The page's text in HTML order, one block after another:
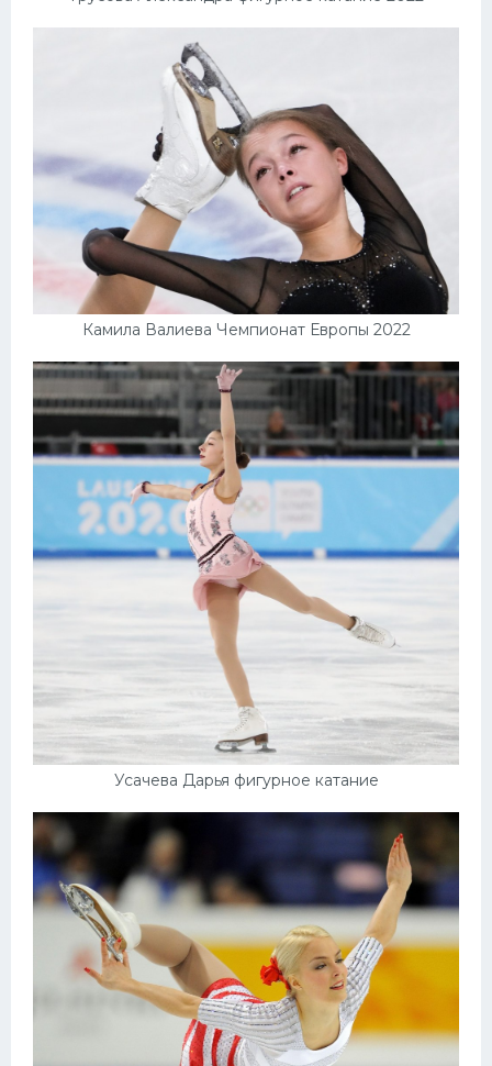
Камила Валиева Чемпионат Европы 2022
Усачева Дарья фигурное катание